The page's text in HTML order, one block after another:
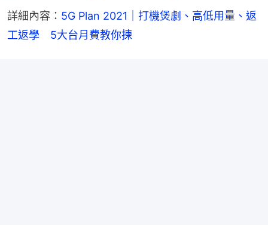
詳細內容： 5G Plan 2021｜打機煲劇、高低用量、返
工返學　5大台月費教你揀